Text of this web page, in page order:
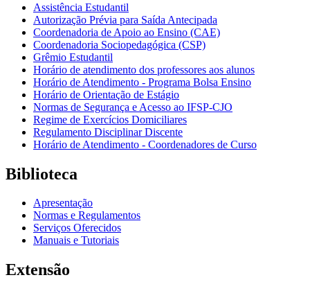
Assistência Estudantil
Autorização Prévia para Saída Antecipada
Coordenadoria de Apoio ao Ensino (CAE)
Coordenadoria Sociopedagógica (CSP)
Grêmio Estudantil
Horário de atendimento dos professores aos alunos
Horário de Atendimento - Programa Bolsa Ensino
Horário de Orientação de Estágio
Normas de Segurança e Acesso ao IFSP-CJO
Regime de Exercícios Domiciliares
Regulamento Disciplinar Discente
Horário de Atendimento - Coordenadores de Curso
Biblioteca
Apresentação
Normas e Regulamentos
Serviços Oferecidos
Manuais e Tutoriais
Extensão